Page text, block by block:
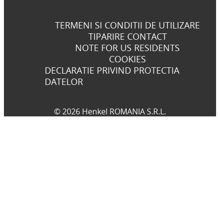
TERMENI SI CONDITII DE UTILIZARE
TIPARIRE CONTACT
NOTE FOR US RESIDENTS
COOKIES
DECLARATIE PRIVIND PROTECTIA
DATELOR
© 2026 Henkel ROMANIA S.R.L.